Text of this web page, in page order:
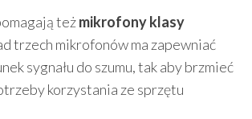
teżmikrofony klasy
trzech mikrofonów ma zapewniać
sygnału do szumu, tak aby brzmieć
korzystania ze sprzętu